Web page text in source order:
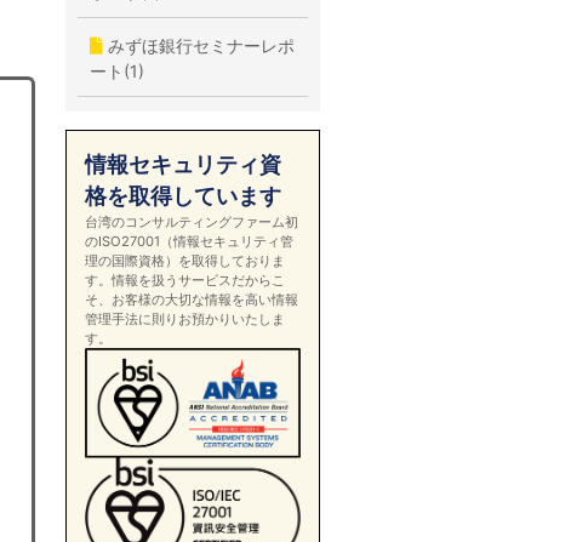
みずほ銀行セミナーレポ
ート(1)
情報セキュリティ資
格を取得しています
台湾のコンサルティングファーム初
のISO27001（情報セキュリティ管
理の国際資格）を取得しておりま
す。情報を扱うサービスだからこ
そ、お客様の大切な情報を高い情報
管理手法に則りお預かりいたしま
す。